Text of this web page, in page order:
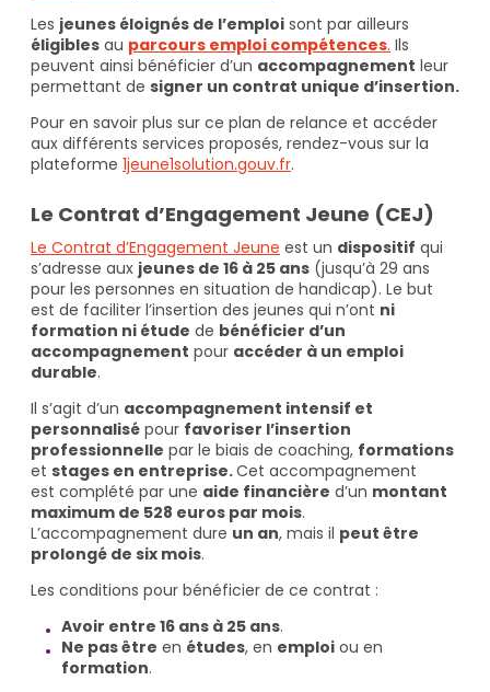
Les jeunes éloignés de l’emploi sont par ailleurs
éligibles au parcours emploi compétences. Ils
peuvent ainsi bénéficier d’un accompagnement leur
permettant de signer un contrat unique d’insertion.
Pour en savoir plus sur ce plan de relance et accéder
aux différents services proposés, rendez-vous sur la
plateforme 1jeune1solution.gouv.fr.
Le Contrat d’Engagement Jeune (CEJ)
Le Contrat d’Engagement Jeune est un dispositif qui
s’adresse aux jeunes de 16 à 25 ans (jusqu’à 29 ans
pour les personnes en situation de handicap). Le but
est de faciliter l’insertion des jeunes qui n’ont ni
formation ni étude de bénéficier d’un
accompagnement pour accéder à un emploi
durable.
Il s’agit d’un accompagnement intensif et
personnalisé pour favoriser l’insertion
professionnelle par le biais de coaching, formations
et stages en entreprise.Cet accompagnement
est complété par une aide financière d’un montant
maximum de 528 euros par mois.
L’accompagnement dure un an, mais il peut être
prolongé de six mois.
Les conditions pour bénéficier de ce contrat :
Avoir entre 16 ans à 25 ans.
Ne pas être en études, en emploi ou en
formation.